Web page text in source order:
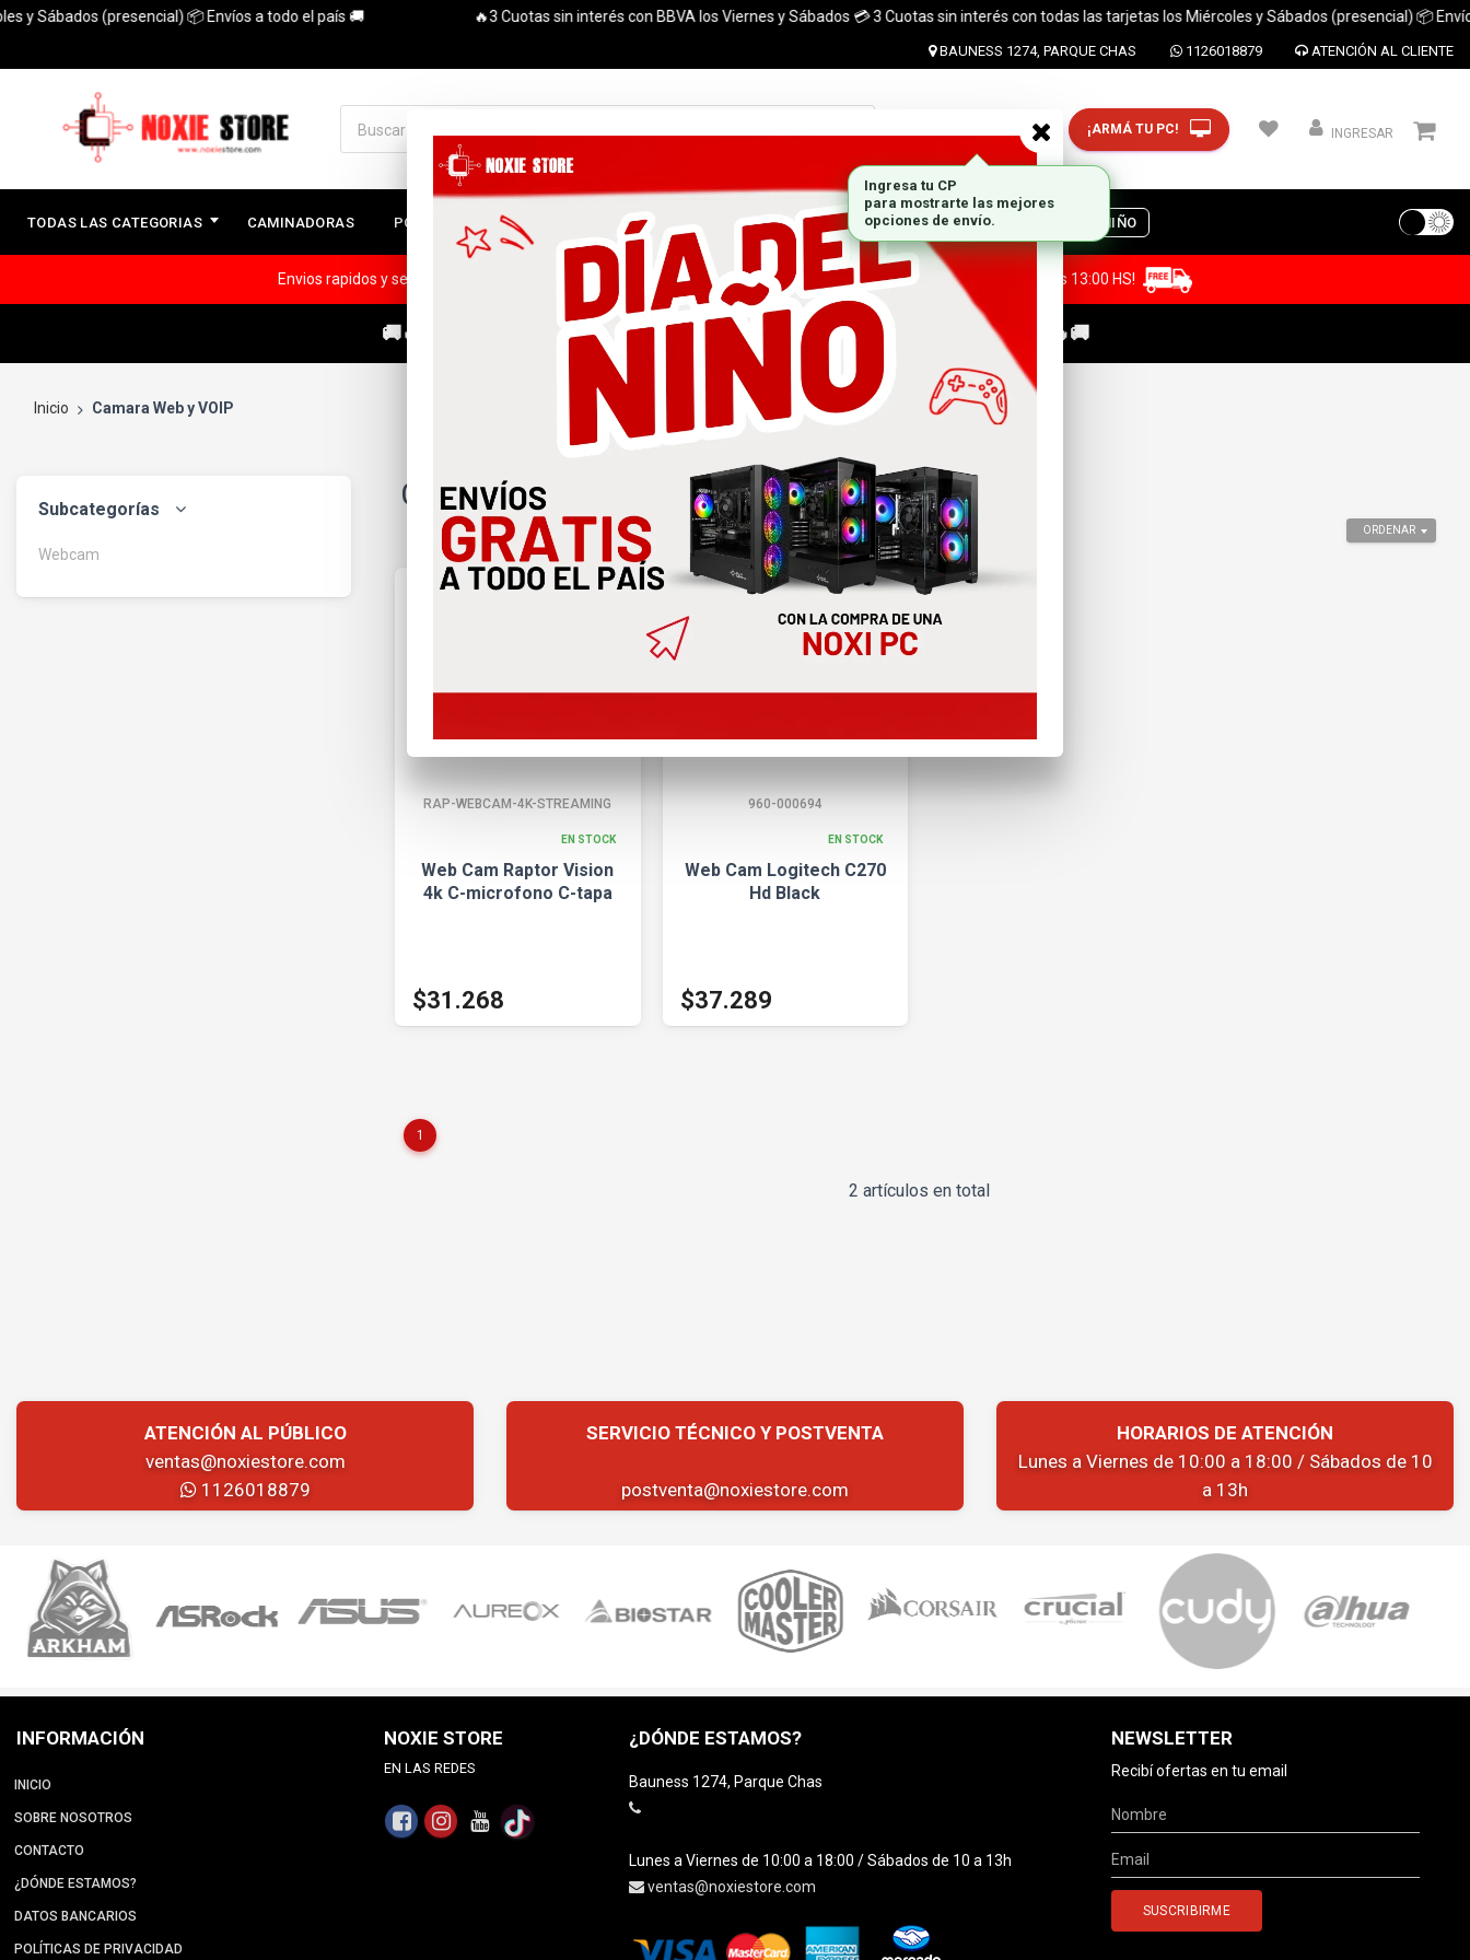
Sábados (presencial) 📦 Envíos a todo el país 🚚 🔥3 Cuotas sin interés con BBVA los Viernes y Sábados 💳 3 Cuotas sin interés con todas las tarjetas los Miércoles y Sábados (presencial) 📦 Envíos
BAUNESS 1274, PARQUE CHAS 1126018879 ATENCIÓN AL CLIENTE
Ingresar CP y ciudad ¡ARMÁ TU PC! INGRESAR
TODAS LAS CATEGORIAS CAMINADORAS PC ARMADAS GABINETES PLACAS DE VIDEO MARCAS DIA DEL NIÑO
Envios rapidos y seguros a todo el pais. ¡ Envios en el dia (CABA y Al rededores) Acreditando tu compra antes de las 13:00 HS!
🚚🔥ENVÍOS GRATIS A TODO EL PAÍS CON LA COMPRA DE UNA PC GAMER🔥🚚
Inicio Camara Web y VOIP
Subcategorías
Webcam
Cámaras Web y Soluciones de Comunicación
ORDENAR
RAP-WEBCAM-4K-STREAMING
EN STOCK
Web Cam Raptor Vision
4k C-microfono C-tapa
$31.268
960-000694
EN STOCK
Web Cam Logitech C270
Hd Black
$37.289
1
2 artículos en total
ATENCIÓN AL PÚBLICO
ventas@noxiestore.com
1126018879
postventa@noxiestore.com
HORARIOS DE ATENCIÓN
Lunes a Viernes de 10:00 a 18:00 / Sábados de 10
a 13h
INFORMACIÓN
INICIO
SOBRE NOSOTROS
CONTACTO
¿DÓNDE ESTAMOS?
DATOS BANCARIOS
POLÍTICAS DE PRIVACIDAD
NOXIE STORE
EN LAS REDES
¿DÓNDE ESTAMOS?
Bauness 1274, Parque Chas
Lunes a Viernes de 10:00 a 18:00 / Sábados de 10 a 13h
ventas@noxiestore.com
NEWSLETTER
Recibí ofertas en tu email